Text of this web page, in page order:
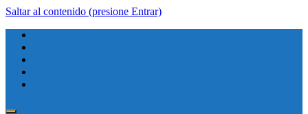
Saltar al contenido (presione Entrar)